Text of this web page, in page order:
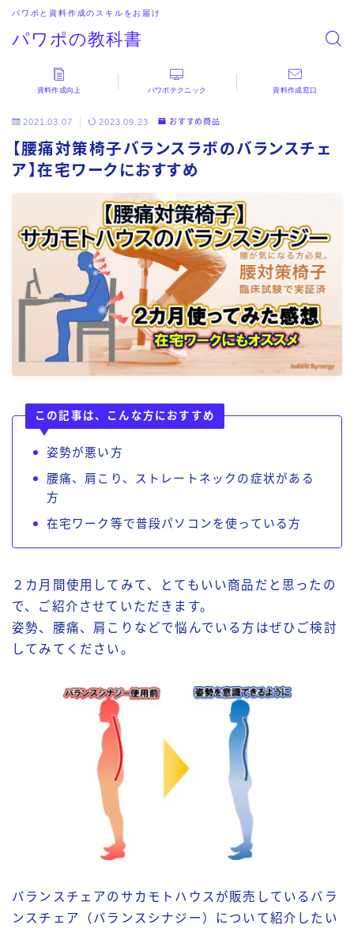
パワポの教科書
パワポと資料作成のスキルをお届け
資料作成向上 パワポテクニック 資料作成窓口
2021.03.07 2023.09.23 おすすめ商品
【腰痛対策椅子バランスラボのバランスチェ
ア】在宅ワークにおすすめ
この記事は、こんな方におすすめ
姿勢が悪い方
腰痛、肩こり、ストレートネックの症状がある
方
在宅ワーク等で普段パソコンを使っている方
２カ月間使用してみて、とてもいい商品だと思ったの
で、ご紹介させていただきます。
姿勢、腰痛、肩こりなどで悩んでいる方はぜひご検討
してみてください。
バランスチェアのサカモトハウスが販売しているバラ
ンスチェア（バランスシナジー）について紹介したい